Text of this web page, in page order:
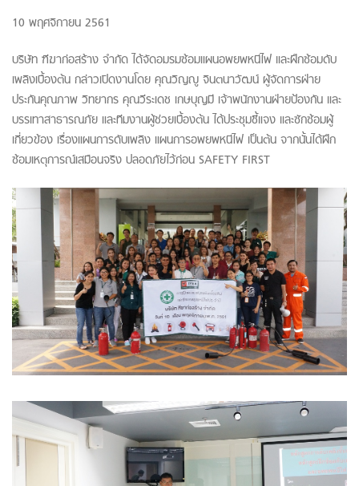
10 พฤศจิกายน 2561
บริษัท ฑีฆาก่อสร้าง จำกัด ได้จัดอมรมซ้อมแผนอพยพหนีไฟ และฝึกซ้อมดับ
เพลิงเบื้องต้น กล่าวเปิดงานโดย คุณวิญญู จินตนาวัฒน์ ผู้จัดการฝ่าย
ประกันคุณภาพ วิทยากร คุณวีระเดช เกษบุญมีี เจ้าพนักงานฝ่ายป้องกัน และ
บรรเทาสาธารณภัย และทีมงานผู้ช่วยเบื้องต้น ได้ประชุมชี้แจง และซักซ้อมผู้
เกี่ยวข้อง เรื่องแผนการดับเพลิง แผนการอพยพหนีไฟ เป็นต้น จากนั้นได้ฝึก
ซ้อมเหตุการณ์เสมือนจริง ปลอดภัยไว้ก่อน SAFETY FIRST